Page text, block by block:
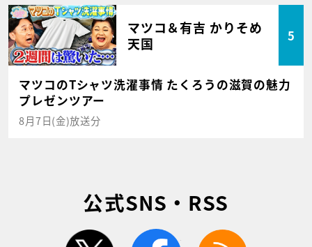
マツコ＆有吉 かりそめ
天国
5
マツコのTシャツ洗濯事情 たくろうの滋賀の魅力
プレゼンツアー
8月7日(金)放送分
公式SNS・RSS
twitter facebook